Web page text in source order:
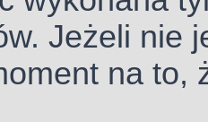
Jeżeli nie
na to,